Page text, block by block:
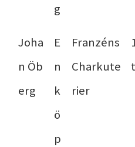
g
Joha
n Öb
erg
E
n
k
ö
p
Franzéns
Charkute
rier